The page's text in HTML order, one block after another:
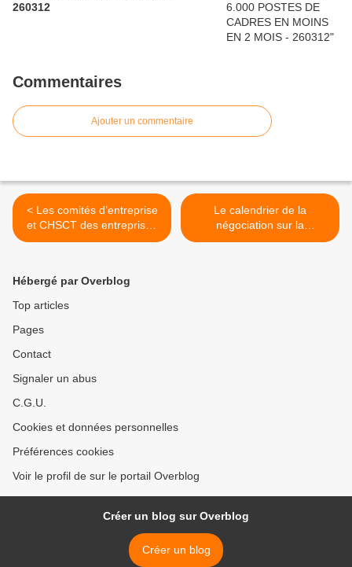
260312
Commentaires
Ajouter un commentaire
< Les comités d’entreprise
et CHSCT des entreprises
de moins de 100 salariés
Le calendrier de la
négociation sur la
représentativité syndicale
Hébergé par Overblog
Top articles
Pages
Contact
Signaler un abus
C.G.U.
Cookies et données personnelles
Préférences cookies
Voir le profil de sur le portail Overblog
Créer un blog sur Overblog
Créer un blog